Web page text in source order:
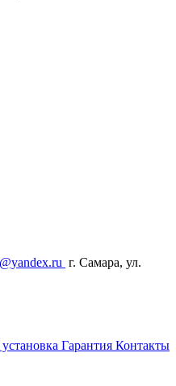
г. Самара, ул.
Гарантия Контакты